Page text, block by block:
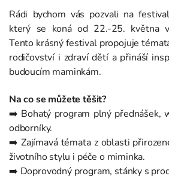
Rádi bychom vás pozvali na festival
který se koná od 22.-25. května
Tento krásný festival propojuje
rodičovství i zdraví dětí a přináší
budoucím maminkám.
Na co se můžete těšit?
➡️ Bohatý program plný přednášek,
odborníky.
➡️ Zajímavá témata z oblasti
životního stylu i péče o miminka.
➡️ Doprovodný program, stánky s